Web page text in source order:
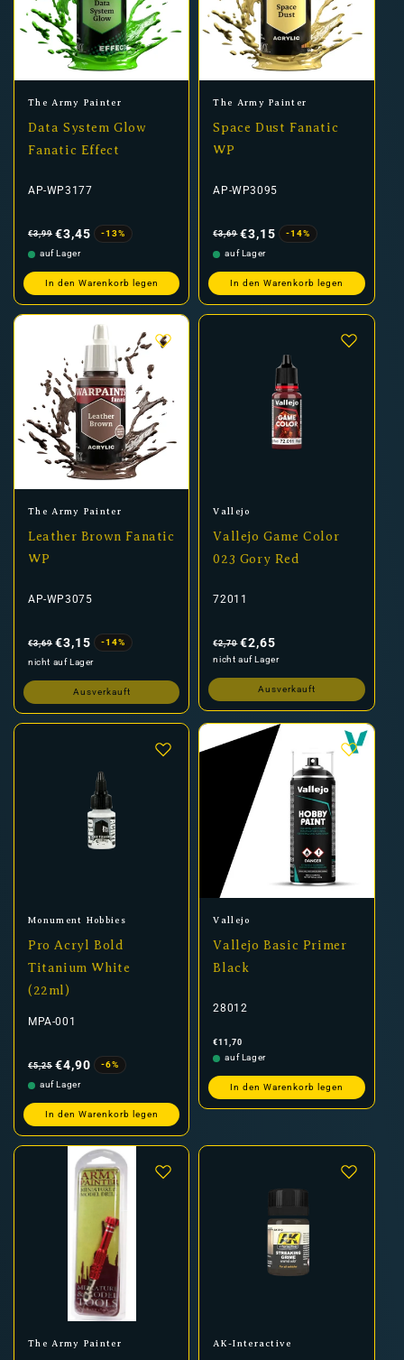
Anbieter:
The Army Painter
Data System Glow
Fanatic Effect
AP-WP3177
Preis
€3,99 €3,45
-13%
auf Lager
In den Warenkorb legen
Anbieter:
The Army Painter
Space Dust Fanatic
WP
AP-WP3095
Preis
€3,69 €3,15
-14%
auf Lager
In den Warenkorb legen
Anbieter:
The Army Painter
Leather Brown Fanatic
WP
AP-WP3075
Preis
€3,69 €3,15
-14%
nicht auf Lager
Ausverkauft
Anbieter:
Vallejo
Vallejo Game Color
023 Gory Red
72011
Preis
€2,70 €2,65
nicht auf Lager
Ausverkauft
Anbieter:
Monument Hobbies
Pro Acryl Bold
Titanium White
(22ml)
MPA-001
Preis
€5,25 €4,90
-6%
auf Lager
In den Warenkorb legen
Anbieter:
Vallejo
Vallejo Basic Primer
Black
28012
Normaler
Preis
€11,70
auf Lager
In den Warenkorb legen
Anbieter:
The Army Painter Anbieter:
AK-Interactive